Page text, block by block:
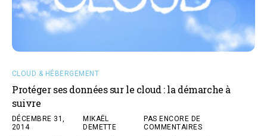
CLOUD & HÉBERGEMENT
Protéger ses données sur le cloud : la démarche à
suivre
DÉCEMBRE 31,
2014
MIKAËL
DEMETTE
PAS ENCORE DE
COMMENTAIRES